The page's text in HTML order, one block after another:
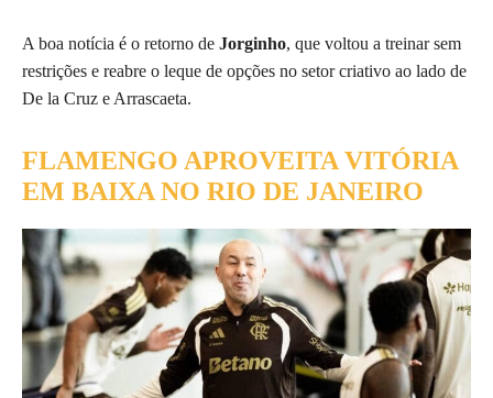
A boa notícia é o retorno de Jorginho, que voltou a treinar sem
restrições e reabre o leque de opções no setor criativo ao lado de
De la Cruz e Arrascaeta.
FLAMENGO APROVEITA VITÓRIA
EM BAIXA NO RIO DE JANEIRO